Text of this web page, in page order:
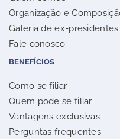
Organização e
Galeria de ex-presidentes
Fale conosco
BENEFÍCIOS
Como se filiar
Quem pode se filiar
Vantagens exclusivas
Perguntas frequentes